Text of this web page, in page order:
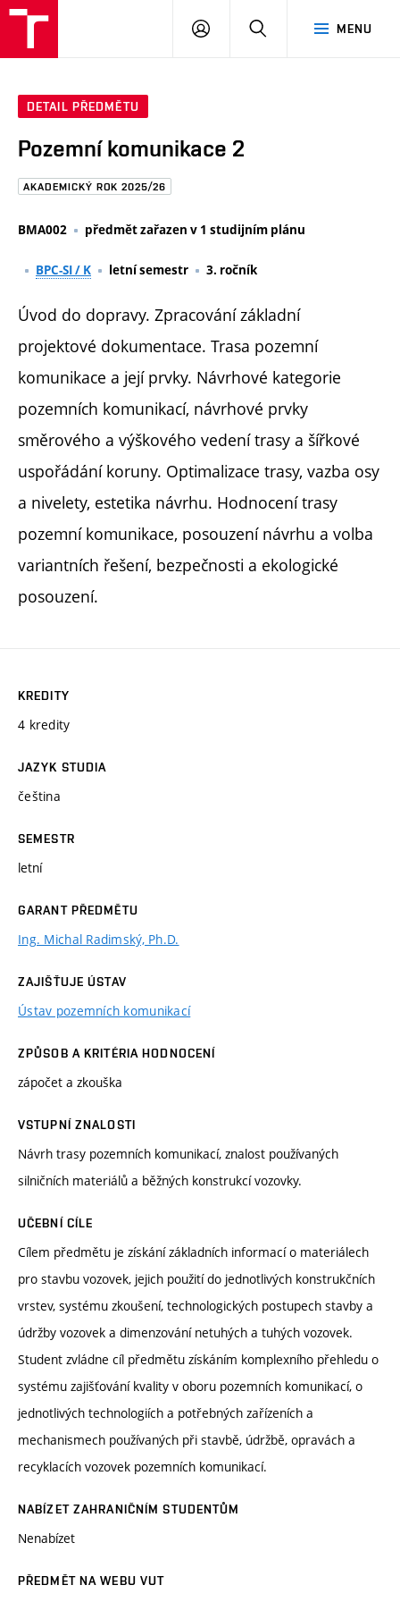
Brno
MENU
PŘIHLÁSIT
DETAIL PŘEDMĚTU
Pozemní komunikace 2
AKADEMICKÝ ROK 2025/26
BMA002 předmět zařazen v 1 studijním plánu
BPC-SI / K letní semestr 3. ročník
Úvod do dopravy. Zpracování základní
projektové dokumentace. Trasa pozemní
komunikace a její prvky. Návrhové kategorie
pozemních komunikací, návrhové prvky
směrového a výškového vedení trasy a šířkové
uspořádání koruny. Optimalizace trasy, vazba osy
a nivelety, estetika návrhu. Hodnocení trasy
pozemní komunikace, posouzení návrhu a volba
variantních řešení, bezpečnosti a ekologické
posouzení.
KREDITY
4 kredity
JAZYK STUDIA
čeština
SEMESTR
letní
GARANT PŘEDMĚTU
Ing. Michal Radimský, Ph.D.
ZAJIŠŤUJE ÚSTAV
Ústav pozemních komunikací
ZPŮSOB A KRITÉRIA HODNOCENÍ
zápočet a zkouška
VSTUPNÍ ZNALOSTI
Návrh trasy pozemních komunikací, znalost používaných
silničních materiálů a běžných konstrukcí vozovky.
UČEBNÍ CÍLE
Cílem předmětu je získání základních informací o materiálech
pro stavbu vozovek, jejich použití do jednotlivých konstrukčních
vrstev, systému zkoušení, technologických postupech stavby a
údržby vozovek a dimenzování netuhých a tuhých vozovek.
Student zvládne cíl předmětu získáním komplexního přehledu o
systému zajišťování kvality v oboru pozemních komunikací, o
jednotlivých technologiích a potřebných zařízeních a
mechanismech používaných při stavbě, údržbě, opravách a
recyklacích vozovek pozemních komunikací.
NABÍZET ZAHRANIČNÍM STUDENTŮM
Nenabízet
PŘEDMĚT NA WEBU VUT